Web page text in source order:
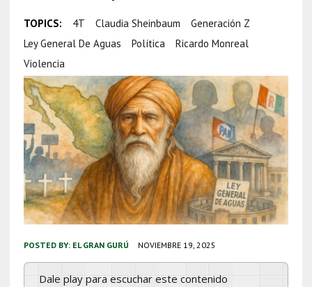
TOPICS: 4T Claudia Sheinbaum
Generación Z
Ley General De Aguas
Política
Ricardo Monreal
Violencia
POSTED BY: EL GRAN GURÚ NOVIEMBRE 19, 2025
Dale play para escuchar este contenido